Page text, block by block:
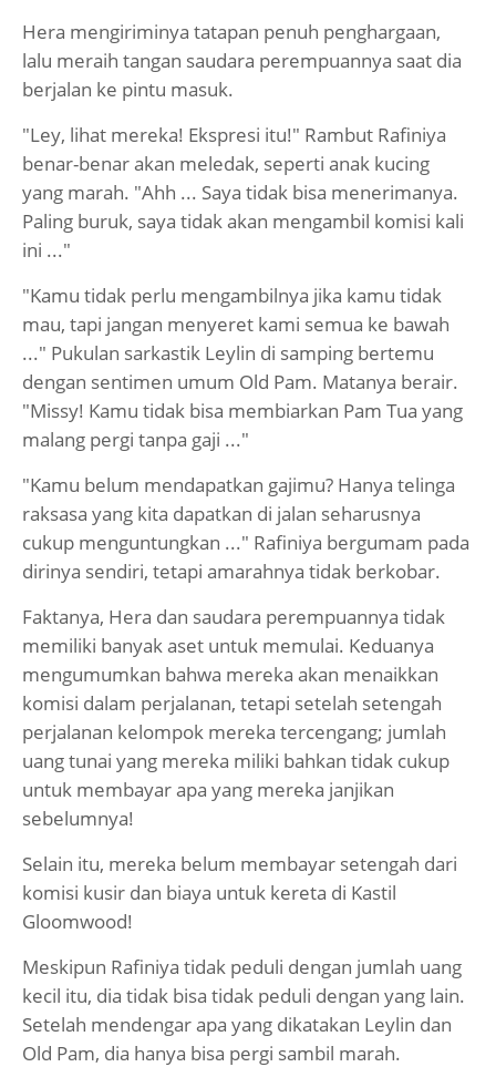
Hera mengiriminya tatapan penuh penghargaan,
lalu meraih tangan saudara perempuannya saat dia
berjalan ke pintu masuk.
"Ley, lihat mereka! Ekspresi itu!" Rambut Rafiniya
benar-benar akan meledak, seperti anak kucing
yang marah. "Ahh ... Saya tidak bisa menerimanya.
Paling buruk, saya tidak akan mengambil komisi kali
ini ..."
"Kamu tidak perlu mengambilnya jika kamu tidak
mau, tapi jangan menyeret kami semua ke bawah
..." Pukulan sarkastik Leylin di samping bertemu
dengan sentimen umum Old Pam. Matanya berair.
"Missy! Kamu tidak bisa membiarkan Pam Tua yang
malang pergi tanpa gaji ..."
"Kamu belum mendapatkan gajimu? Hanya telinga
raksasa yang kita dapatkan di jalan seharusnya
cukup menguntungkan ..." Rafiniya bergumam pada
dirinya sendiri, tetapi amarahnya tidak berkobar.
Faktanya, Hera dan saudara perempuannya tidak
memiliki banyak aset untuk memulai. Keduanya
mengumumkan bahwa mereka akan menaikkan
komisi dalam perjalanan, tetapi setelah setengah
perjalanan kelompok mereka tercengang; jumlah
uang tunai yang mereka miliki bahkan tidak cukup
untuk membayar apa yang mereka janjikan
sebelumnya!
Selain itu, mereka belum membayar setengah dari
komisi kusir dan biaya untuk kereta di Kastil
Gloomwood!
Meskipun Rafiniya tidak peduli dengan jumlah uang
kecil itu, dia tidak bisa tidak peduli dengan yang lain.
Setelah mendengar apa yang dikatakan Leylin dan
Old Pam, dia hanya bisa pergi sambil marah.